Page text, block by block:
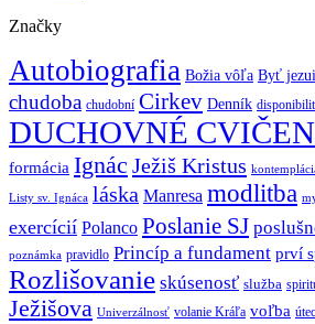
Značky
Autobiografia Božia vôľa Byť
chudoba chudobní Cirkev Denník
DUCHOVNÉ
formácia Ignác Ježiš Kristus
Listy sv. Ignáca láska Manresa modlitba
exercícií Polanco Poslanie SJ
poznámka pravidlo Princíp a fundament prví
Rozlišovanie skúsenosť služba
Ježišova Univerzálnosť volanie Kráľa voľba